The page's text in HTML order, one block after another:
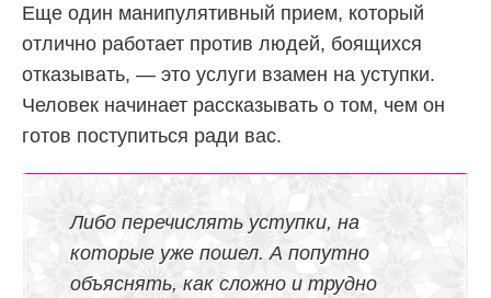
Еще один манипулятивный прием, который
отлично работает против людей, боящихся
отказывать, — это услуги взамен на уступки.
Человек начинает рассказывать о том, чем он
готов поступиться ради вас.
Либо перечислять уступки, на
которые уже пошел. А попутно
объяснять, как сложно и трудно